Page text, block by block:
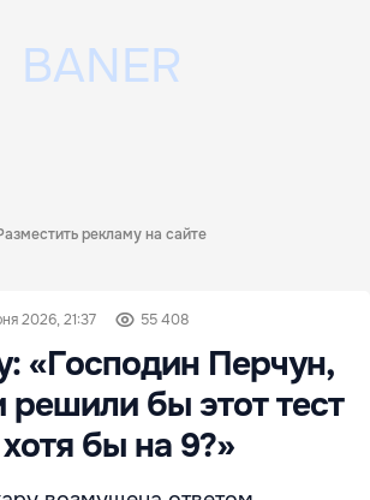
рекламу на сайте
2026, 21:37 55 408
«Господин Перчун,
решили бы этот тест
бы на 9?»